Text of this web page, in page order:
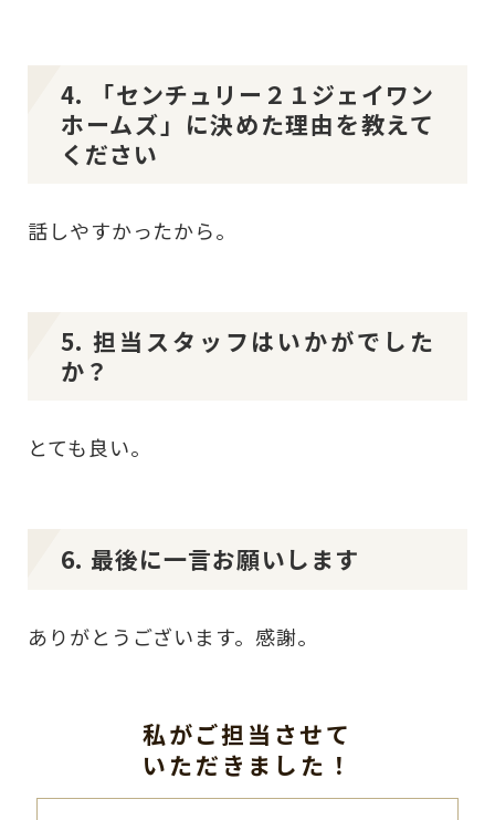
4. 「センチュリー２１ジェイワン
ホームズ」に決めた理由を教えて
ください
話しやすかったから。
5. 担当スタッフはいかがでした
か？
とても良い。
6. 最後に一言お願いします
ありがとうございます。感謝。
私がご担当させて
いただきました！